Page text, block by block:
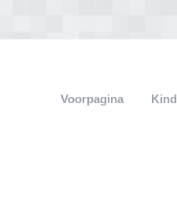
Voorpagina